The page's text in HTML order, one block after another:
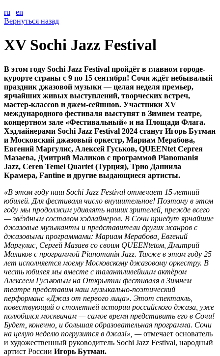
ru | en
Вернуться назад
XV Sochi Jazz Festival
В этом году Sochi Jazz Festival пройдёт в главном городе-
курорте страны с 9 по 15 сентября! Сочи ждёт небывалый
праздник джазовой музыки — целая неделя премьер,
ярчайших живых выступлений, творческих встреч,
мастер-классов и джем-сейшнов. Участники XV
международного фестиваля выступят в Зимнем театре,
концертном зале «Фестивальный» и на Площади Флага.
Хэдлайнерами Sochi Jazz Festival 2024 станут Игорь Бутман
и Московский джазовый оркестр, Мариам Мерабова,
Евгений Маргулис, Алексей Гуськов, QUEENtet Сергея
Мазаева, Дмитрий Маликов с программой Pianomaniя
Jazz, Ceren Temel Quartet (Турция), Трио Даниила
Крамера, Fantine и другие выдающиеся артисты.
«В этом году наш Sochi Jazz Festival отмечает 15-летний
юбилей. Для фестиваля число внушительное! Поэтому в этом
году мы продолжим удивлять наших зрителей, прежде всего
— звёздным составом хэдлайнеров. В Сочи приедут ярчайшие
джазовые музыканты и представители других жанров с
джазовыми программами: Мариам Мерабова, Евгений
Маргулис, Сергей Мазаев со своим QUEENtetом, Дмитрий
Маликов с программой Pianomaniя Jazz. Также в этом году 25
лет исполняется моему Московскому джазовому оркестру. В
честь юбилея мы вместе с талантливейшим актёром
Алексеем Гуськовым на Открытии фестиваля в Зимнем
театре представим наш музыкально-поэтический
перформанс «Джаз от первого лица». Этот спектакль,
повествующий о столетней истории российского джаза, уже
полюбился москвичам — самое время представить его в Сочи!
Будет, конечно, и большая образовательная программа. Сочи
на целую неделю погрузится в джаз!», —отмечает основатель
и художественный руководитель Sochi Jazz Festival, народный
артист России Игорь Бутман.